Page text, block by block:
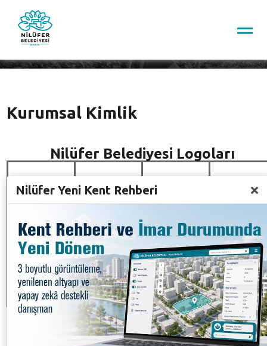
Kurumsal Kimlik
Kurumsal Kimlik
Nilüfer Belediyesi Logoları
PNG EPS Ingilizce Beyaz
Logomuzda kullanılan kurumsal renk kodlarımız için
Nilüfer Yeni Kent Rehberi